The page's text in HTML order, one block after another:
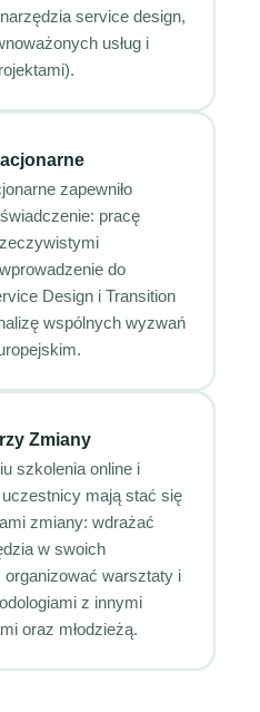
service design,
usług i
zapewniło
pracę
do
Design i Transition
wspólnych wyzwań
Zmiany
szkolenia online i
mają stać się
zmiany: wdrażać
w swoich
organizować warsztaty i
z innymi
oraz młodzieżą.